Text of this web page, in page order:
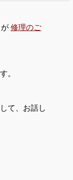
が 修理のご
。
て、お話し